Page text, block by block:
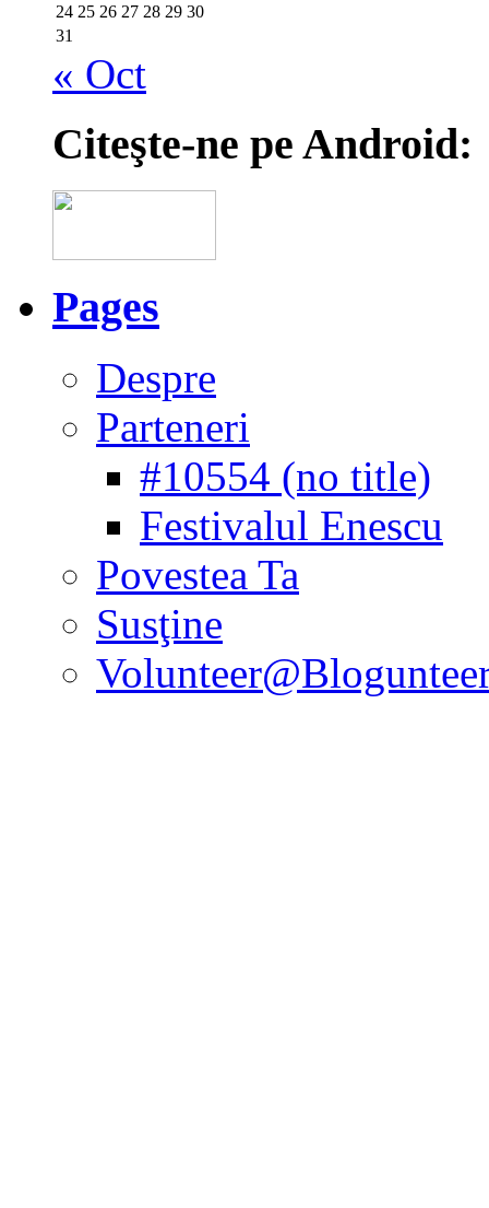
24 25 26 27 28 29 30
31
« Oct
Citeşte-ne pe Android:
Pages
Despre
Parteneri
#10554 (no title)
Festivalul Enescu
Povestea Ta
Susţine